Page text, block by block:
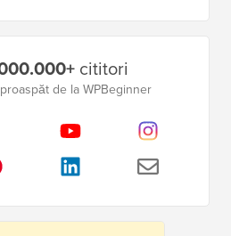
cititori
de la WPBeginner